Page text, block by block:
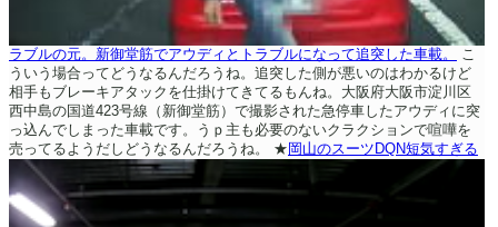
ラブルの元。新御堂筋でアウディとトラブルになって追突した車載。
こ
ういう場合ってどうなるんだろうね。追突した側が悪いのはわかるけど
相手もブレーキアタックを仕掛けてきてるもんね。大阪府大阪市淀川区
西中島の国道423号線（新御堂筋）で撮影された急停車したアウディに突
っ込んでしまった車載です。うｐ主も必要のないクラクションで喧嘩を
売ってるようだしどうなるんだろうね。
★ 岡山のスーツDQN短気すぎる